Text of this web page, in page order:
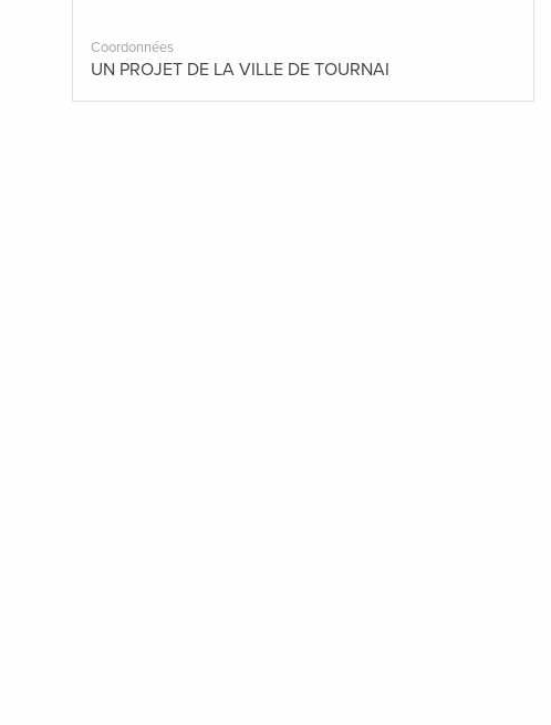
Coordonnées
UN PROJET DE LA VILLE DE TOURNAI